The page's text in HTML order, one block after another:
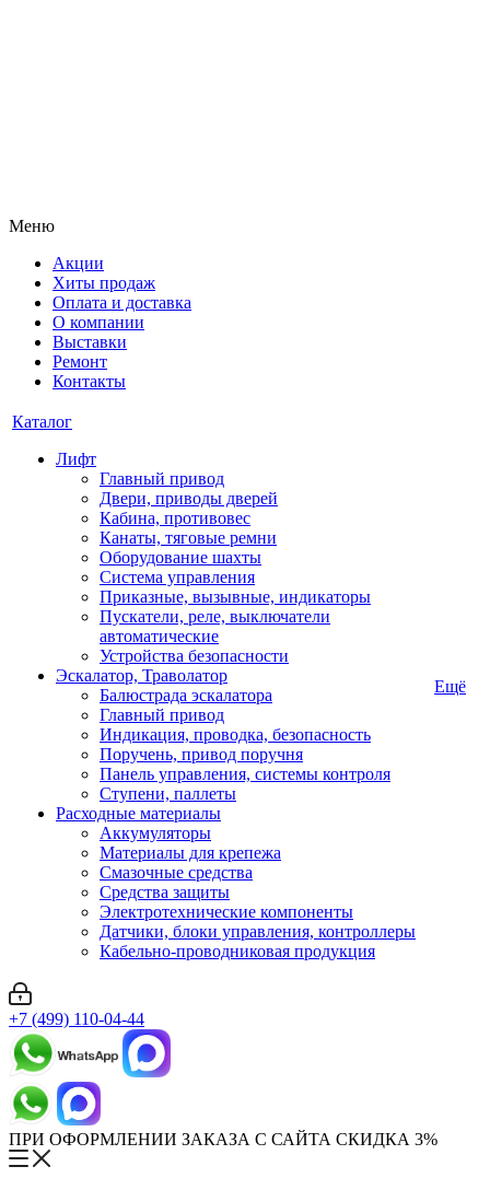
Меню
Акции
Хиты продаж
Оплата и доставка
О компании
Выставки
Ремонт
Контакты
Каталог
Лифт
Главный привод
Двери, приводы дверей
Кабина, противовес
Канаты, тяговые ремни
Оборудование шахты
Система управления
Приказные, вызывные, индикаторы
Пускатели, реле, выключатели
автоматические
Устройства безопасности
Эскалатор, Траволатор
Балюстрада эскалатора
Главный привод
Индикация, проводка, безопасность
Поручень, привод поручня
Панель управления, системы контроля
Ступени, паллеты
Расходные материалы
Аккумуляторы
Материалы для крепежа
Смазочные средства
Средства защиты
Электротехнические компоненты
Датчики, блоки управления, контроллеры
Кабельно-проводниковая продукция
Ещё
+7 (499) 110-04-44
ПРИ ОФОРМЛЕНИИ ЗАКАЗА С САЙТА СКИДКА 3%